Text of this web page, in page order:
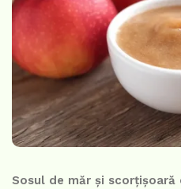
Sosul de măr și